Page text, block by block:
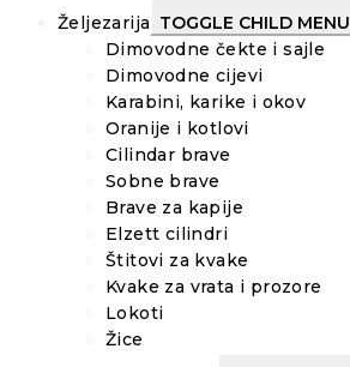
Željezarija TOGGLE CHILD MENU
Dimovodne čekte i sajle
Dimovodne cijevi
Karabini, karike i okov
Oranije i kotlovi
Cilindar brave
Sobne brave
Brave za kapije
Elzett cilindri
Štitovi za kvake
Kvake za vrata i prozore
Lokoti
Žice